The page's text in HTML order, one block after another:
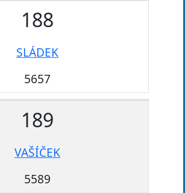
188
SLÁDEK
5657
189
VAŠÍČEK
5589